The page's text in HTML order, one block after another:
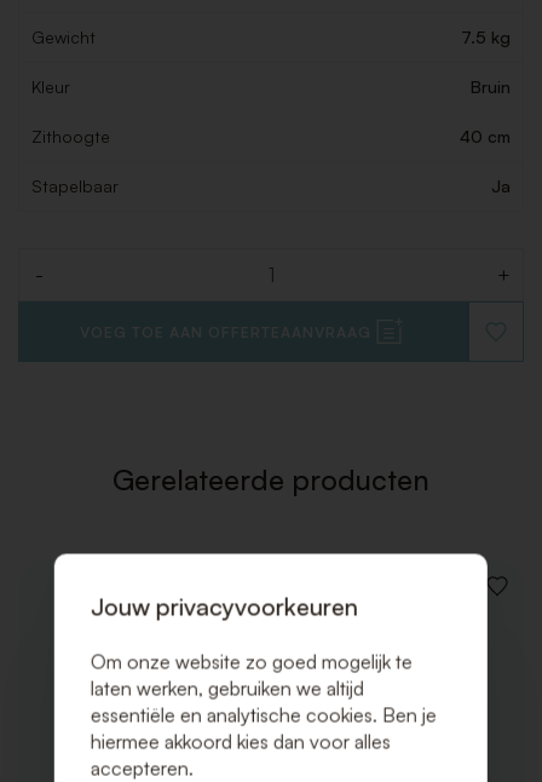
Gewicht 7.5 kg
Kleur Bruin
Zithoogte 40 cm
Stapelbaar Ja
- +
VOEG TOE AAN OFFERTEAANVRAAG
TOE
Gerelateerde producten
VOEG
Jouw privacyvoorkeuren
Om onze website zo goed mogelijk te
laten werken, gebruiken we altijd
essentiële en analytische cookies. Ben je
hiermee akkoord kies dan voor alles
accepteren.